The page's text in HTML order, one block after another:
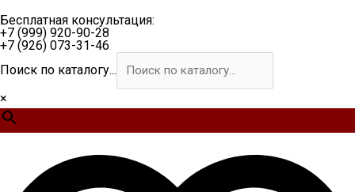
Бесплатная консультация:
+7 (999) 920-90-28
+7 (926) 073-31-46
Поиск по каталогу...
×